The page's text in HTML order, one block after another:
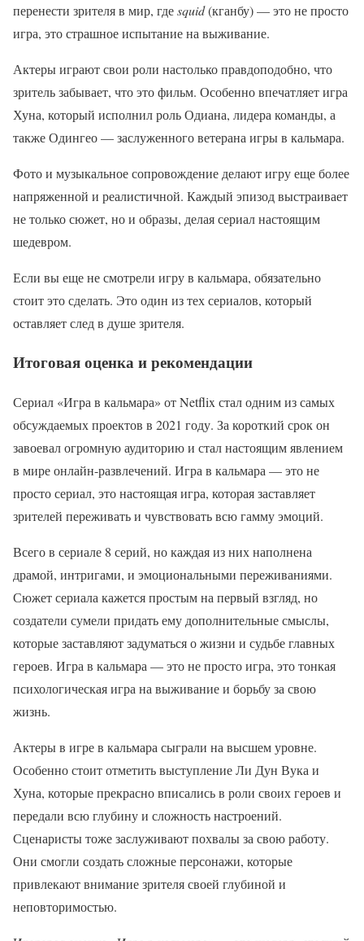
перенести зрителя в мир, гдеsquid(кганбу) — это не просто
игра, это страшное испытание на выживание.
Актеры играют свои роли настолько правдоподобно, что
зритель забывает, что это фильм. Особенно впечатляет игра
Хуна, который исполнил роль Одиана, лидера команды, а
также Одингео — заслуженного ветерана игры в кальмара.
Фото и музыкальное сопровождение делают игру еще более
напряженной и реалистичной. Каждый эпизод выстраивает
не только сюжет, но и образы, делая сериал настоящим
шедевром.
Если вы еще не смотрели игру в кальмара, обязательно
стоит это сделать. Это один из тех сериалов, который
оставляет след в душе зрителя.
Итоговая оценка и рекомендации
Сериал «Игра в кальмара» от Netflix стал одним из самых
обсуждаемых проектов в 2021 году. За короткий срок он
завоевал огромную аудиторию и стал настоящим явлением
в мире онлайн-развлечений. Игра в кальмара — это не
просто сериал, это настоящая игра, которая заставляет
зрителей переживать и чувствовать всю гамму эмоций.
Всего в сериале 8 серий, но каждая из них наполнена
драмой, интригами, и эмоциональными переживаниями.
Сюжет сериала кажется простым на первый взгляд, но
создатели сумели придать ему дополнительные смыслы,
которые заставляют задуматься о жизни и судьбе главных
героев. Игра в кальмара — это не просто игра, это тонкая
психологическая игра на выживание и борьбу за свою
жизнь.
Актеры в игре в кальмара сыграли на высшем уровне.
Особенно стоит отметить выступление Ли Дун Вука и
Хуна, которые прекрасно вписались в роли своих героев и
передали всю глубину и сложность настроений.
Сценаристы тоже заслуживают похвалы за свою работу.
Они смогли создать сложные персонажи, которые
привлекают внимание зрителя своей глубиной и
неповторимостью.